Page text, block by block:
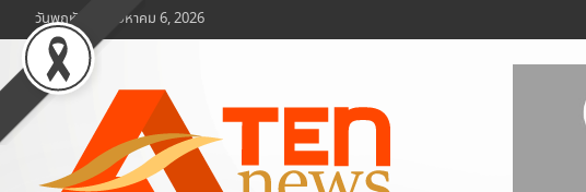
to
content
วันพฤหัสบดี, สิงหาคม 6, 2026